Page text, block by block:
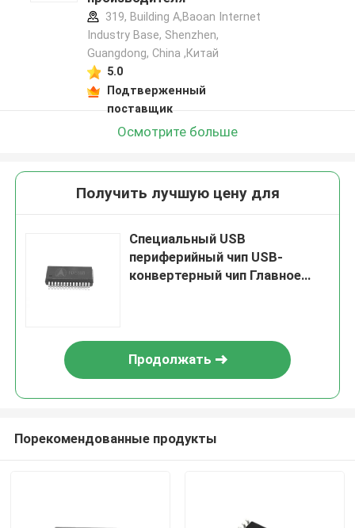
319, Building A,Baoan Internet
Industry Base, Shenzhen,
Guangdong, China ,Китай
5.0
Подтверженный
поставщик
Осмотрите больше
Получить лучшую цену для
Специальный USB
периферийный чип USB-
конвертерный чип Главное
Продолжать
Порекомендованные продукты